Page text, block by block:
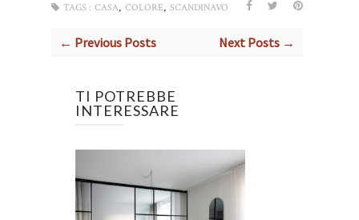
TAGS : CASA COLORE SCANDINAVO
← Previous Posts Next Posts →
TI POTREBBE
INTERESSARE